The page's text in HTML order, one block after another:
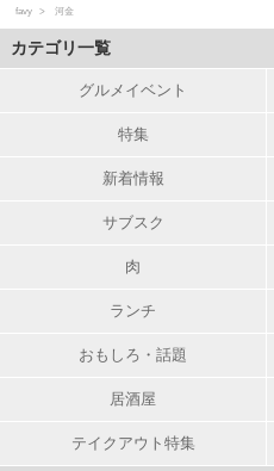
favy 河金
カテゴリ一覧
グルメイベント
特集
新着情報
サブスク
肉
ランチ
おもしろ・話題
居酒屋
テイクアウト特集